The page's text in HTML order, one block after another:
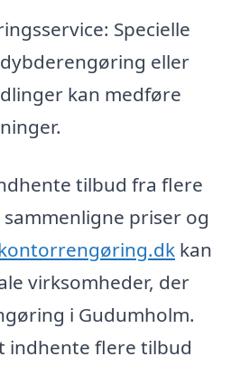
Specielle
eller
kan medføre
tilbud fra flere
priser og
kan
virksomheder, der
i Gudumholm.
indhente flere tilbud